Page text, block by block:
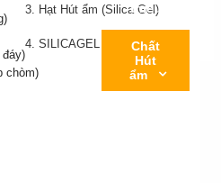
đáy)
chòm)
thiệu
Chất
Hút
ẩm
Hạt Hút ẩm (Silica Gel)
SILICAGEL 100G